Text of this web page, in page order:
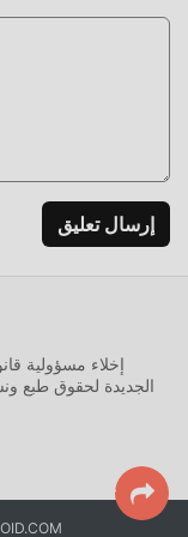
التحميل الان
الآن!
إرسال تعليق
إخلاء مسؤولية
الجديدة لحقوق طبع